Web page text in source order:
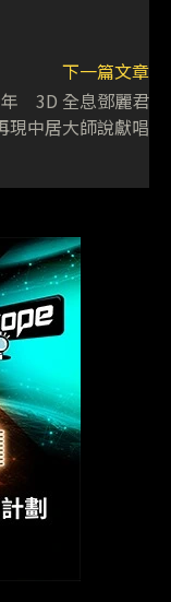
下一篇文章
年 3D 全息鄧麗君
現中居大師說獻唱